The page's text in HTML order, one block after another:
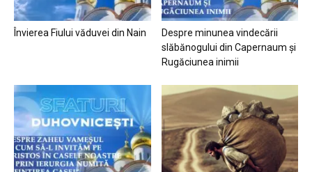
Învierea Fiului văduvei din Nain
Despre minunea vindecării
slăbănogului din Capernaum și
Rugăciunea inimii